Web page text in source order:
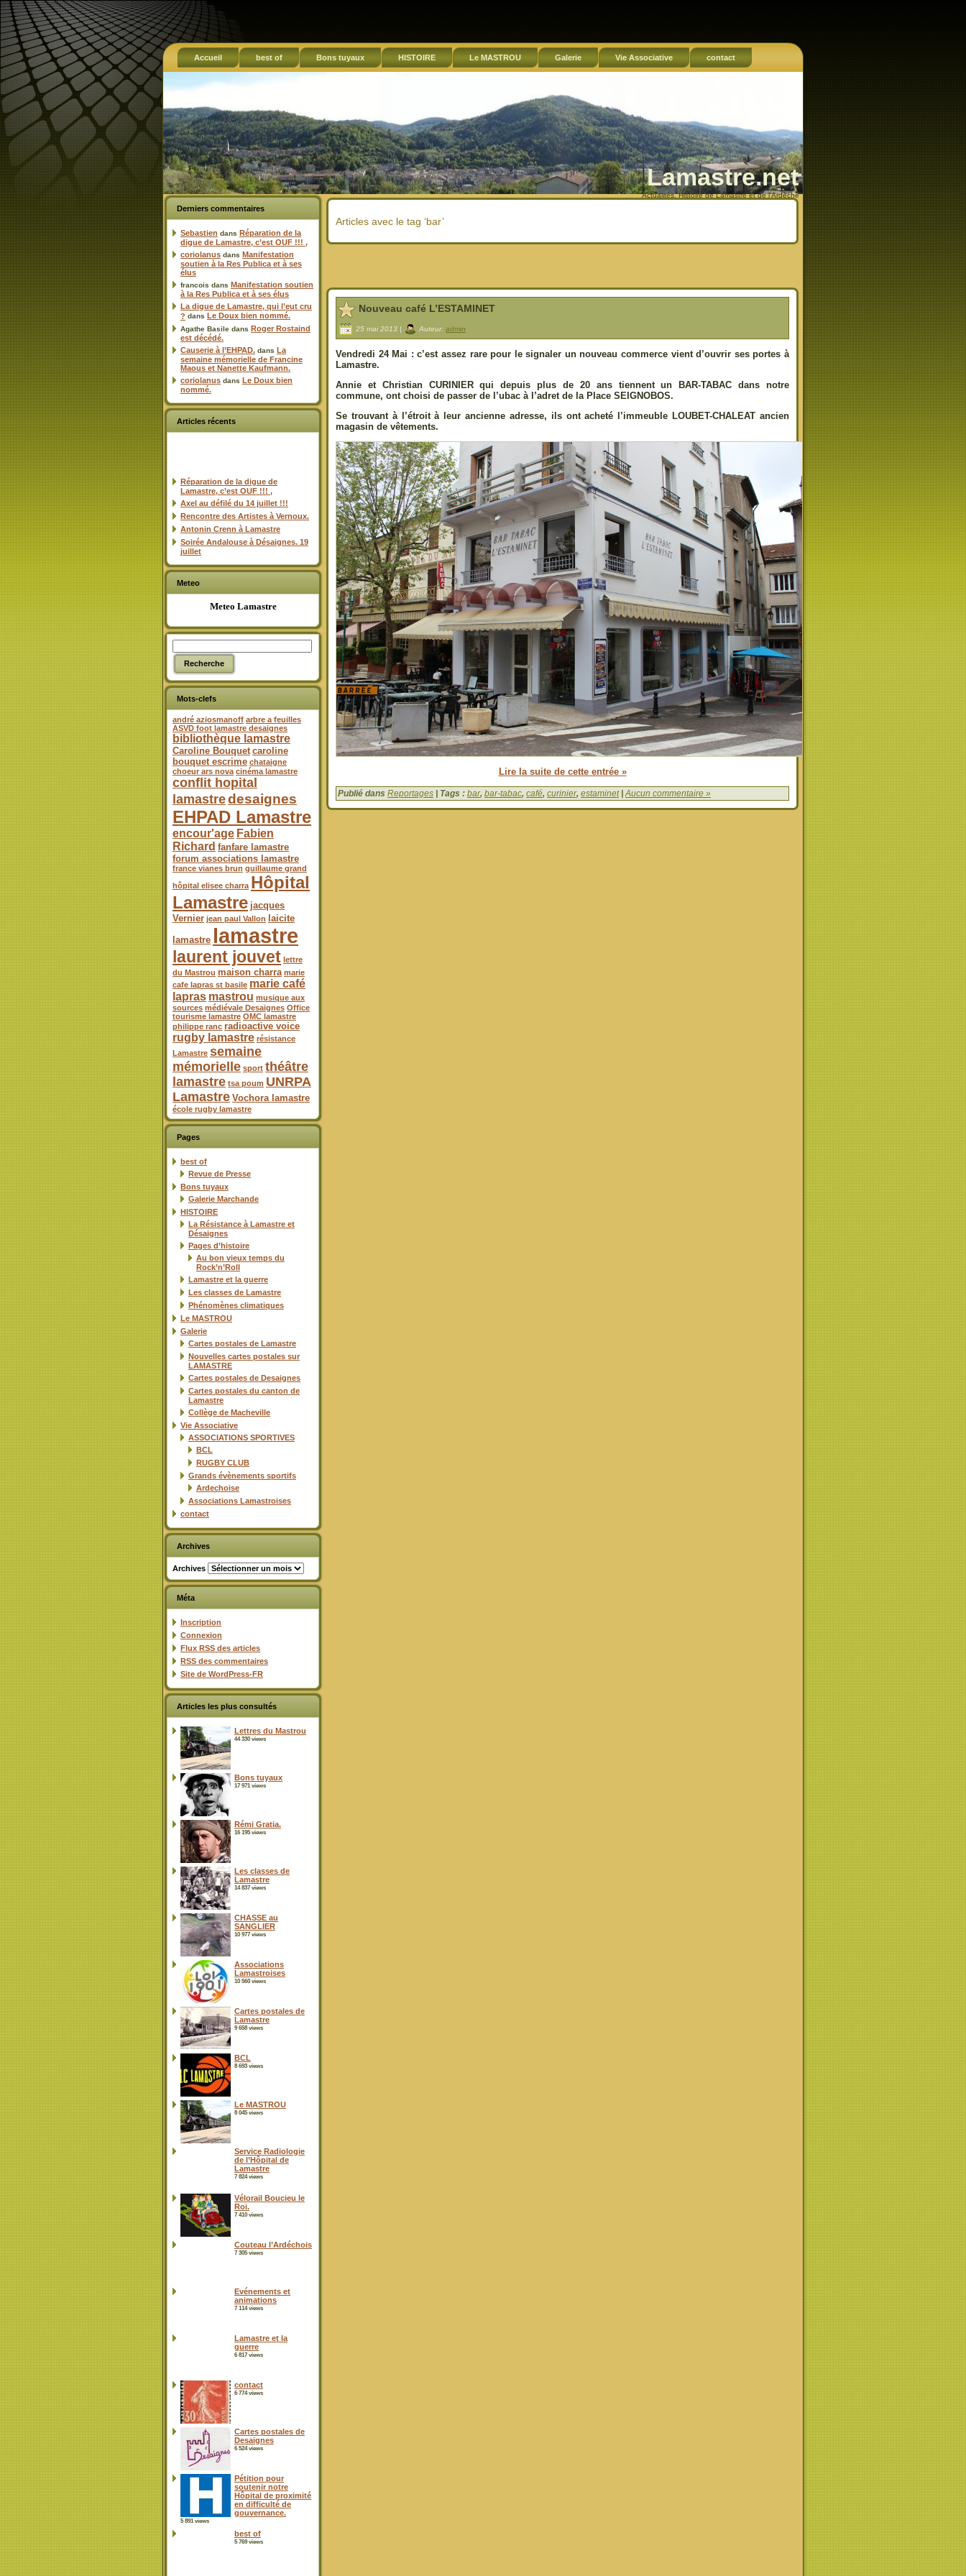
Accueil best of Bons tuyaux HISTOIRE Le MASTROU Galerie Vie Associative contact
Lamastre.net
Actualités, Histoire de Lamastre et de l'Ardèche
Derniers commentaires
Sebastien dans Réparation de la
digue de Lamastre, c’est OUF !!! ,
coriolanus dans Manifestation
soutien à la Res Publica et à ses
élus
francois dans Manifestation soutien
à la Res Publica et à ses élus
La digue de Lamastre, qui l’eut cru
? dans Le Doux bien nommé.
Agathe Basile dans Roger Rostaind
est décédé.
Causerie à l’EHPAD. dans La
semaine mémorielle de Francine
Maous et Nanette Kaufmann.
coriolanus dans Le Doux bien
nommé.
Articles récents
Réparation de la digue de
Lamastre, c’est OUF !!! ,
Axel au défilé du 14 juillet !!!
Rencontre des Artistes à Vernoux.
Antonin Crenn à Lamastre
Soirée Andalouse à Désaignes. 19
juillet
Meteo
Meteo Lamastre
Mots-clefs
andré aziosmanoff arbre a feuilles
ASVD foot lamastre desaignes
bibliothèque lamastre
Caroline Bouquet caroline
bouquet escrime chataigne
choeur ars nova cinéma lamastre
conflit hopital
lamastredesaignes
EHPAD Lamastre
encour'age Fabien
Richard fanfare lamastre
forum associations lamastre
france vianes brun guillaume grand
hôpital elisee charra Hôpital
Lamastre jacques
Vernier jean paul Vallon
laicite
lamastre lamastre
laurent jouvet lettre
du Mastrou maison charra marie
cafe lapras st basile marie café
lapras mastrou musique aux
sources médiévale Desaignes Office
tourisme lamastre OMC lamastre
philippe ranc radioactive voice
rugby lamastre résistance
Lamastre semaine
mémorielle sport théâtre
lamastre tsa poum UNRPA
Lamastre Vochora lamastre
école rugby lamastre
Pages
best of
Revue de Presse
Bons tuyaux
Galerie Marchande
HISTOIRE
La Résistance à Lamastre et
Désaignes
Pages d’histoire
Au bon vieux temps du
Rock’n’Roll
Lamastre et la guerre
Les classes de Lamastre
Phénomènes climatiques
Le MASTROU
Galerie
Cartes postales de Lamastre
Nouvelles cartes postales sur
LAMASTRE
Cartes postales de Desaignes
Cartes postales du canton de
Lamastre
Collège de Macheville
Vie Associative
ASSOCIATIONS SPORTIVES
BCL
RUGBY CLUB
Grands évènements sportifs
Ardechoise
Associations Lamastroises
contact
Archives
Archives
Méta
Inscription
Connexion
Flux RSS des articles
RSS des commentaires
Site de WordPress-FR
Articles les plus consultés
Lettres du Mastrou
44 330 views
Bons tuyaux
17 971 views
Rémi Gratia.
16 195 views
Les classes de
Lamastre
14 837 views
CHASSE au
SANGLIER
10 977 views
Associations
Lamastroises
10 560 views
Cartes postales de
Lamastre
9 658 views
BCL
8 693 views
Le MASTROU
8 045 views
Service Radiologie
de l’Hôpital de
Lamastre
7 824 views
Vélorail Boucieu le
Roi.
7 410 views
Couteau l’Ardéchois
7 305 views
Evénements et
animations
7 114 views
Lamastre et la
guerre
6 817 views
contact
6 774 views
Cartes postales de
Desaignes
6 524 views
Pétition pour
soutenir notre
Hôpital de proximité
en difficulté de
gouvernance.
5 891 views
best of
5 769 views
Articles avec le tag ‘bar’
Nouveau café L’ESTAMINET
25 mai 2013 | Auteur: admin
Vendredi 24 Mai : c’est assez rare pour le signaler un nouveau commerce vient d’ouvrir ses portes à
Lamastre.
Annie et Christian CURINIER qui depuis plus de 20 ans tiennent un BAR-TABAC dans notre
commune, ont choisi de passer de l’ubac à l’adret de la Place SEIGNOBOS.
Se trouvant à l’étroit à leur ancienne adresse, ils ont acheté l’immeuble LOUBET-CHALEAT ancien
magasin de vêtements.
Lire la suite de cette entrée »
Publié dans Reportages | Tags : bar, bar-tabac, café, curinier, estaminet|Aucun commentaire »